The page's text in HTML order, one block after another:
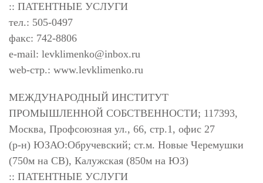
:: ПАТЕНТНЫЕ УСЛУГИ
тел.: 505-0497
факс: 742-8806
e-mail: levklimenko@inbox.ru
web-стр.: www.levklimenko.ru
МЕЖДУНАРОДНЫЙ ИНСТИТУТ
ПРОМЫШЛЕННОЙ СОБСТВЕННОСТИ; 117393,
Москва, Профсоюзная ул., 66, стр.1, офис 27
(р-н) ЮЗАО:Обручевский; ст.м. Новые Черемушки
(750м на СВ), Калужская (850м на ЮЗ)
:: ПАТЕНТНЫЕ УСЛУГИ